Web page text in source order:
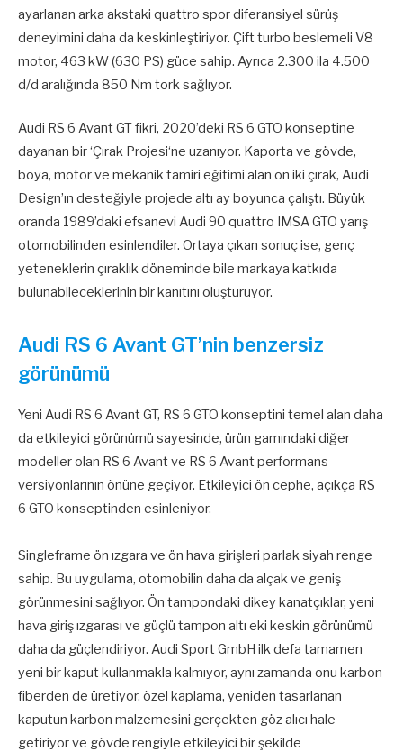
ayarlanan arka akstaki quattro spor diferansiyel sürüş
deneyimini daha da keskinleştiriyor. Çift turbo beslemeli V8
motor, 463 kW (630 PS) güce sahip. Ayrıca 2.300 ila 4.500
d/d aralığında 850 Nm tork sağlıyor.
Audi RS 6 Avant GT fikri, 2020’deki RS 6 GTO konseptine
dayanan bir ‘Çırak Projesi‘ne uzanıyor. Kaporta ve gövde,
boya, motor ve mekanik tamiri eğitimi alan on iki çırak, Audi
Design’ın desteğiyle projede altı ay boyunca çalıştı. Büyük
oranda 1989’daki efsanevi Audi 90 quattro IMSA GTO yarış
otomobilinden esinlendiler. Ortaya çıkan sonuç ise, genç
yeteneklerin çıraklık döneminde bile markaya katkıda
bulunabileceklerinin bir kanıtını oluşturuyor.
Audi RS 6 Avant GT’nin benzersiz
görünümü
Yeni Audi RS 6 Avant GT, RS 6 GTO konseptini temel alan daha
da etkileyici görünümü sayesinde, ürün gamındaki diğer
modeller olan RS 6 Avant ve RS 6 Avant performans
versiyonlarının önüne geçiyor. Etkileyici ön cephe, açıkça RS
6 GTO konseptinden esinleniyor.
Singleframe ön ızgara ve ön hava girişleri parlak siyah renge
sahip. Bu uygulama, otomobilin daha da alçak ve geniş
görünmesini sağlıyor. Ön tampondaki dikey kanatçıklar, yeni
hava giriş ızgarası ve güçlü tampon altı eki keskin görünümü
daha da güçlendiriyor. Audi Sport GmbH ilk defa tamamen
yeni bir kaput kullanmakla kalmıyor, aynı zamanda onu karbon
fiberden de üretiyor. özel kaplama, yeniden tasarlanan
kaputun karbon malzemesini gerçekten göz alıcı hale
getiriyor ve gövde rengiyle etkileyici bir şekilde